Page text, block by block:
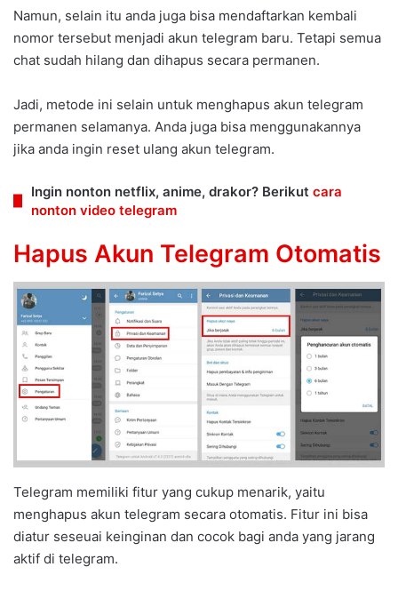
Namun, selain itu anda juga bisa mendaftarkan kembali
nomor tersebut menjadi akun telegram baru. Tetapi semua
chat sudah hilang dan dihapus secara permanen.
Jadi, metode ini selain untuk menghapus akun telegram
permanen selamanya. Anda juga bisa menggunakannya
jika anda ingin reset ulang akun telegram.
Ingin nonton netflix, anime, drakor? Berikut cara
nonton video telegram
Hapus Akun Telegram Otomatis
Telegram memiliki fitur yang cukup menarik, yaitu
menghapus akun telegram secara otomatis. Fitur ini bisa
diatur seseuai keinginan dan cocok bagi anda yang jarang
aktif di telegram.